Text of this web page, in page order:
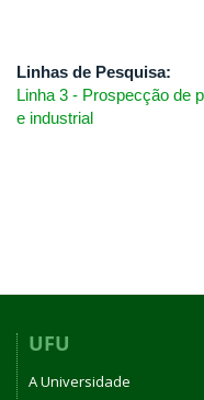
Linhas de Pesquisa:
Linha 3 - Prospecção de
e industrial
UFU
A Universidade